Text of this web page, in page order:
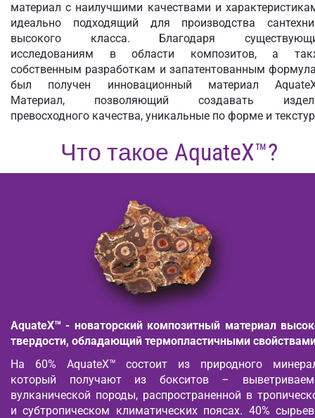
материал с наилучшими качествами и
идеально подходящий для производства
высокого класса. Благодаря
исследованиям в области композитов, а
собственным разработкам и запатентованным
был получен инновационный материал
Материал, позволяющий создавать
превосходного качества, уникальные по форме и
Что такое AquateX™?
AquateX™ - новаторский композитный материал
твердости, обладающий термопластичными
На 60% AquateX™ состоит из природного
который получают из бокситов –
вулканической породы, распространенной в
и субтропическом климатических поясах. 40%